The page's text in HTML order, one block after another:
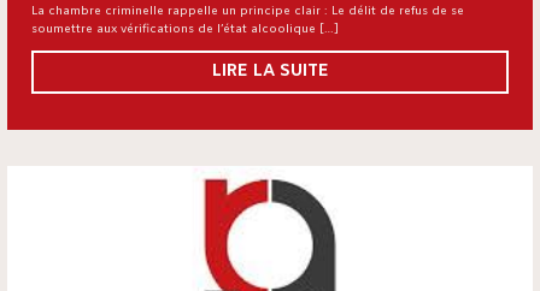
La chambre criminelle rappelle un principe clair : Le délit de refus de se
soumettre aux vérifications de l’état alcoolique […]
LIRE LA SUITE